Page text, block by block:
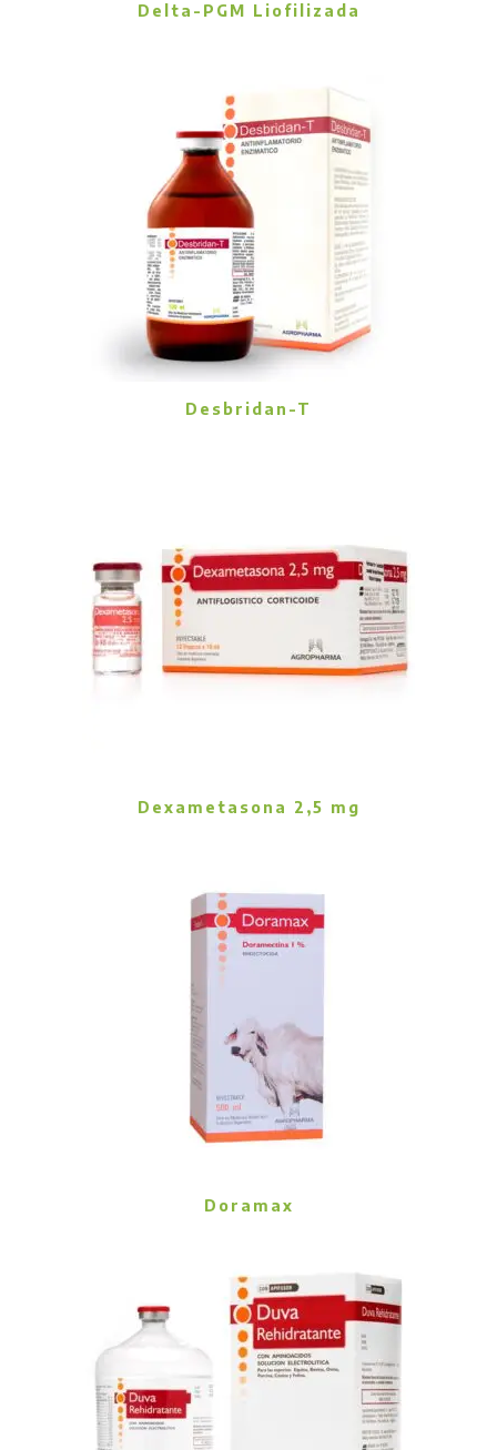
Delta-PGM Liofilizada
Desbridan-T
Dexametasona 2,5 mg
Doramax